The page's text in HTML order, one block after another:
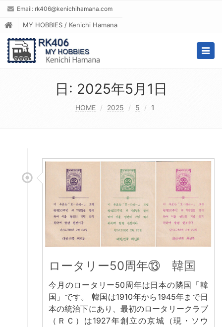
Email: rk406@kenichihamana.com
MY HOBBIES / Kenichi Hamana
日: 2025年5月1日
HOME 2025 5 1
ロータリー50周年⑬ 韓国
今月のロータリー50周年は日本の隣国「韓
国」です。 韓国は1910年から1945年まで日
本の統治下にあり、最初のロータリークラブ
（ＲＣ）は1927年創立の京城（現・ソウ